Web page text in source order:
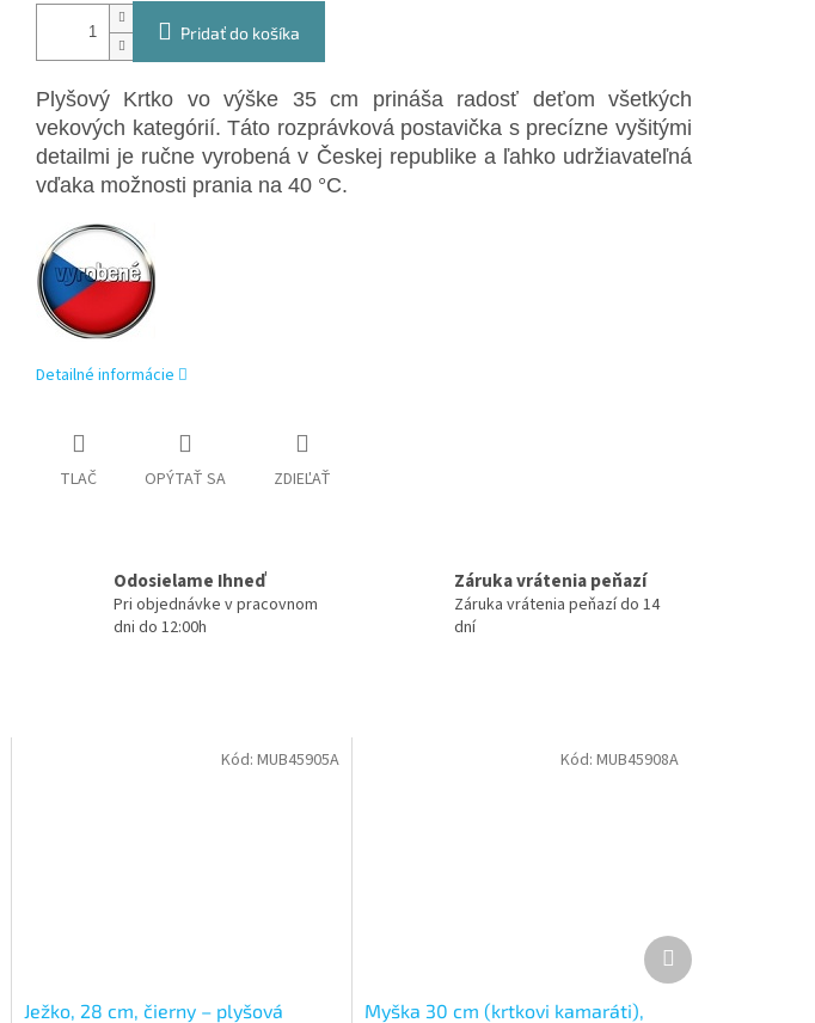
Pridať do košíka
Plyšový Krtko vo výške 35 cm prináša radosť deťom všetkých
vekových kategórií. Táto rozprávková postavička s precízne vyšitými
detailmi je ručne vyrobená v Českej republike a ľahko udržiavateľná
vďaka možnosti prania na 40 °C.
Detailné informácie
TLAČ OPÝTAŤ SA ZDIEĽAŤ
Odosielame Ihneď
Pri objednávke v pracovnom
dni do 12:00h
Záruka vrátenia peňazí
Záruka vrátenia peňazí do 14
dní
Ježko, 28 cm, čierny – plyšová
Kód: MUB45905A
Myška 30 cm (krtkovi kamaráti),
Kód: MUB45908A
Ďalší
produkt